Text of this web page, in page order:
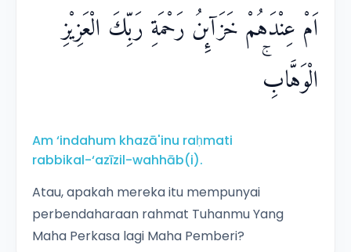
اَمْ عِنْدَهُمْ خَزَاۤىِٕنُ رَحْمَةِ رَبِّكَ الْعَزِيْزِ
الْوَهَّابِۚ
Am ‘indahum khazā'inu raḥmati
rabbikal-‘azīzil-wahhāb(i).
Atau, apakah mereka itu mempunyai
perbendaharaan rahmat Tuhanmu Yang
Maha Perkasa lagi Maha Pemberi?